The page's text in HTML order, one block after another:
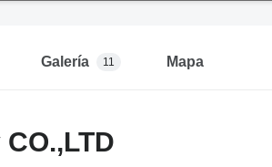
Galería 11 Mapa